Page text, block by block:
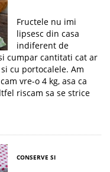
Fructele nu imi
lipsesc din casa
indiferent de
cumpar cantitati cat ar
cu portocalele. Am
vre-o 4 kg, asa ca
riscam sa se strice
CONSERVE SI